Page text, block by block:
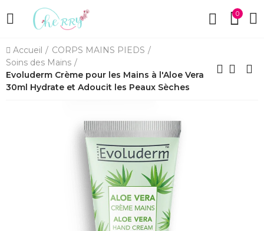
0
Accueil
CORPS MAINS PIEDS
Soins des Mains
Evoluderm Crème pour les Mains à l'Aloe Vera
30ml Hydrate et Adoucit les Peaux Sèches